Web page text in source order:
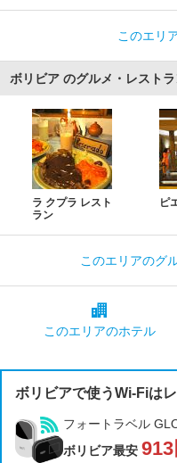
このエリ
ボリビア のグルメ・レスト
ラ クプラ レスト
ラン
ピ
このエリアのグ
このエリアのホテル
ボリビアで使うWi-Fiは
フォートラベル
ボリビア最安 913